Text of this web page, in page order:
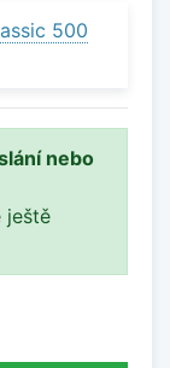
500
nebo
ještě